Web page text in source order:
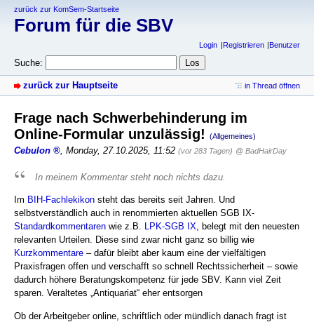
zurück zur KomSem-Startseite
Forum für die SBV
Login Registrieren Benutzer
Suche:
zurück zur Hauptseite in Thread öffnen
Frage nach Schwerbehinderung im
Online-Formular unzulässig!
(Allgemeines)
Cebulon , Monday, 27.10.2025, 11:52 (vor 283 Tagen) @ BadHairDay
In meinem Kommentar steht noch nichts dazu.
Im BIH-Fachlekikon steht das bereits seit Jahren. Und
selbstverständlich auch in renommierten aktuellen SGB IX-
Standardkommentaren wie z.B. LPK-SGB IX, belegt mit den neuesten
relevanten Urteilen. Diese sind zwar nicht ganz so billig wie
Kurzkommentare – dafür bleibt aber kaum eine der vielfältigen
Praxisfragen offen und verschafft so schnell Rechtssicherheit – sowie
dadurch höhere Beratungskompetenz für jede SBV. Kann viel Zeit
sparen. Veraltetes „Antiquariat“ eher entsorgen
Ob der Arbeitgeber online, schriftlich oder mündlich danach fragt ist